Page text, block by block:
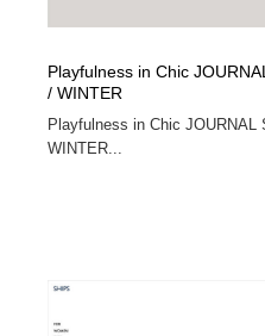
Playfulness in Chic
/ WINTER
Playfulness in Chic JOURNAL
WINTER...